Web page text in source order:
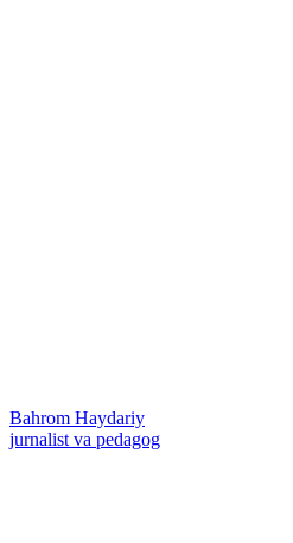
Bahrom Haydariy
jurnalist va pedagog